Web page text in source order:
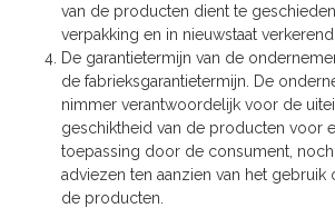
van de producten dient te
verpakking en in nieuwstaat verkerend.
De garantietermijn van de
de fabrieksgarantietermijn. De
nimmer verantwoordelijk voor de
geschiktheid van de producten voor
toepassing door de consument,
adviezen ten aanzien van het gebruik
de producten.